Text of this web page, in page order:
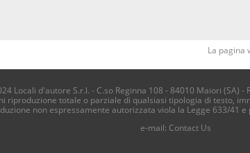
La pagina
Locali d'autore S.r.l. - C.so Reginna 108 - 84010 Maiori (SA) -
riproduzione totale o parziale di qualsiasi tipologia di testo,
non espressamente autorizzata viola la Legge 633/41
e-mail: Contact Us